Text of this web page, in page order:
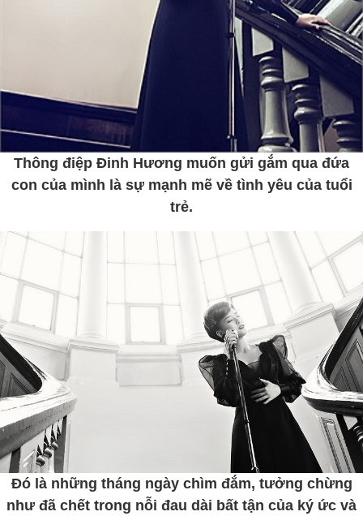
Thông điệp Đinh Hương muốn gửi gắm qua đứa
con của mình là sự mạnh mẽ về tình yêu của tuổi
trẻ.
Đó là những tháng ngày chìm đắm, tưởng chừng
như đã chết trong nỗi đau dài bất tận của ký ức và